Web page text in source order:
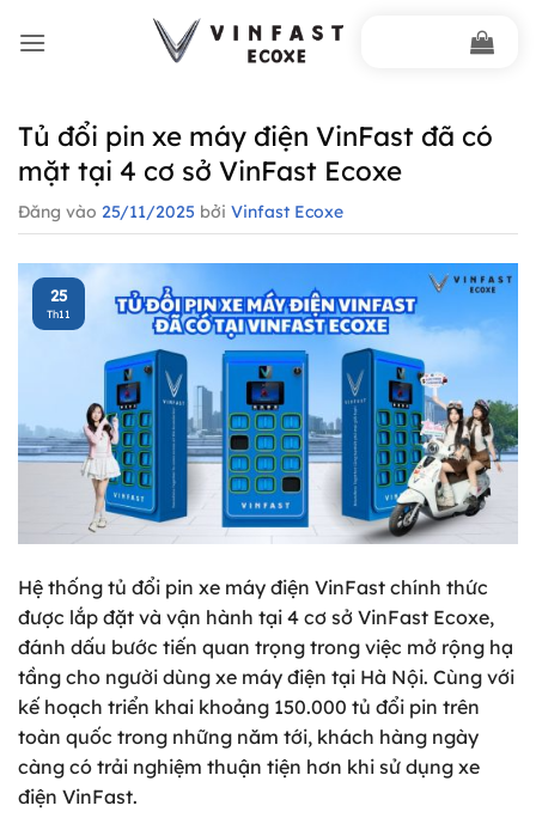
qua
Tủ đổi pin xe máy điện VinFast đã có
mặt tại 4 cơ sở VinFast Ecoxe
Đăng vào 25/11/2025 bởi Vinfast Ecoxe
25
Th11
Hệ thống tủ đổi pin xe máy điện VinFast chính thức
được lắp đặt và vận hành tại 4 cơ sở VinFast Ecoxe,
đánh dấu bước tiến quan trọng trong việc mở rộng hạ
tầng cho người dùng xe máy điện tại Hà Nội. Cùng với
kế hoạch triển khai khoảng 150.000 tủ đổi pin trên
toàn quốc trong những năm tới, khách hàng ngày
càng có trải nghiệm thuận tiện hơn khi sử dụng xe
điện VinFast.